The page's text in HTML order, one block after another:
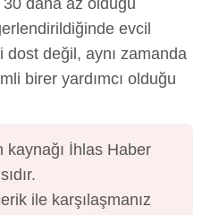
daha az olduğu
evcil
dost değil, aynı zamanda
birer yardımcı olduğu
kaynağı İhlas Haber
ile karşılaşmanız